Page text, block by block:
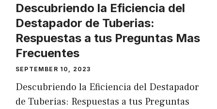
Descubriendo la Eficiencia del
Destapador de Tuberias:
Respuestas a tus Preguntas Mas
Frecuentes
SEPTEMBER 10, 2023
Descubriendo la Eficiencia del Destapador
de Tuberias: Respuestas a tus Preguntas